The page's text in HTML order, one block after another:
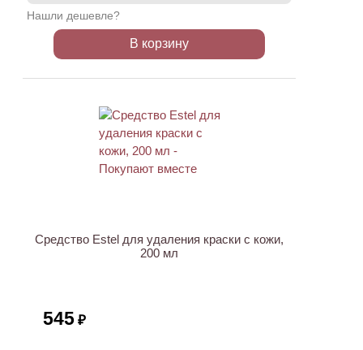
Нашли дешевле?
В корзину
Средство Estel для удаления краски с кожи,
200 мл
545 ₽